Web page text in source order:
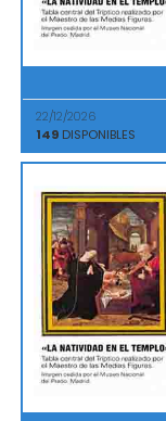
22/12/2026
149 DISPONIBLES